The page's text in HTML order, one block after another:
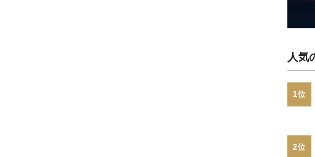
人気
1位
2位